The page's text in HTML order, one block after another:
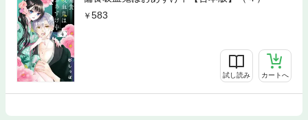
583
試し読み カートへ